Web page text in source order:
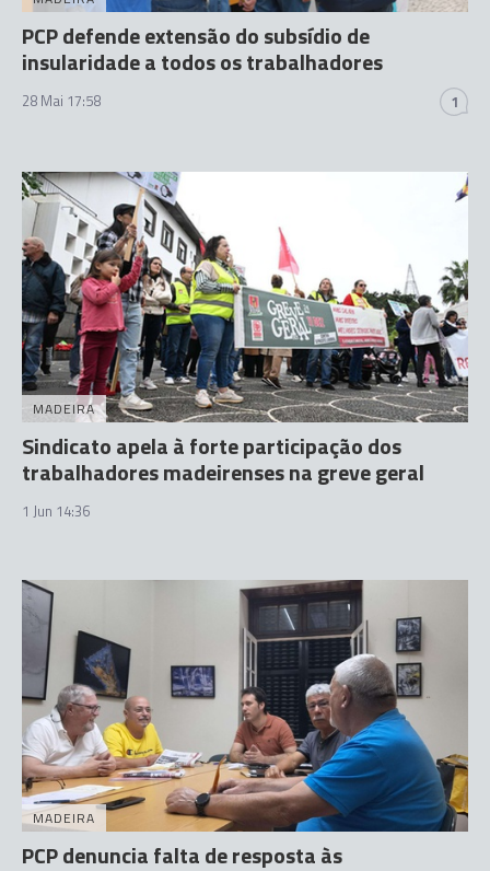
PCP defende extensão do subsídio de
insularidade a todos os trabalhadores
28 Mai 17:58 1
MADEIRA
Sindicato apela à forte participação dos
trabalhadores madeirenses na greve geral
1 Jun 14:36
MADEIRA
PCP denuncia falta de resposta às